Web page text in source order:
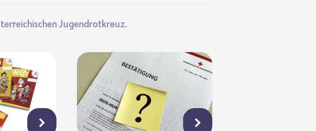
Jugend­rot­kreuz.